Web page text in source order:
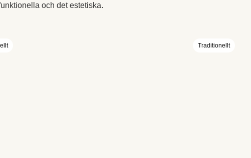
och det estetiska.
Traditionellt